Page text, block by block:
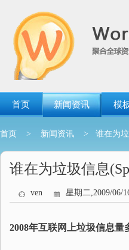
首页 新闻资讯 模
首页 > 新闻资讯 > 谁在为垃
谁在为垃圾信息
ven 星期二,2009/06/
2008年互联网上垃圾信息量